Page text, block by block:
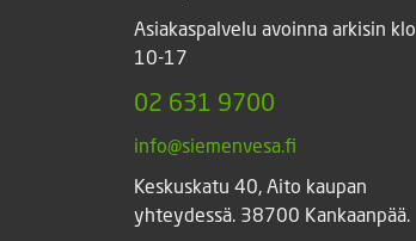
Asiakaspalvelu avoinna arkisin klo
10-17
02 631 9700
info@siemenvesa.fi
Keskuskatu 40, Aito kaupan
yhteydessä. 38700 Kankaanpää.